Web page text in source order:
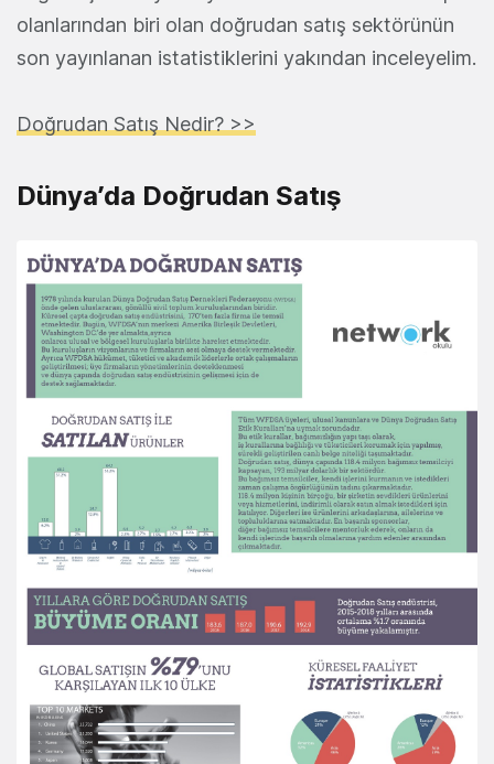
olanlarından biri olan doğrudan satış sektörünün
son yayınlanan istatistiklerini yakından inceleyelim.
Doğrudan Satış Nedir? >>
Dünya’da Doğrudan Satış